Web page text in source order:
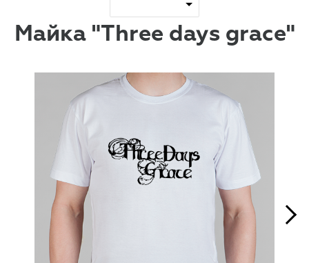
Майка "Three days grace"